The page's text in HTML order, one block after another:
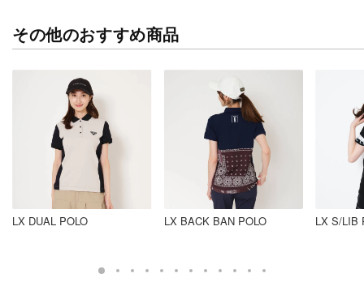
その他のおすすめ商品
LX DUAL POLO LX BACK BAN POLO LX S/LIB